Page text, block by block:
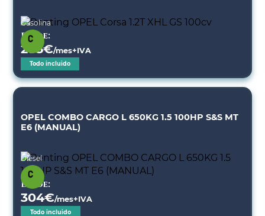
Gasolina
Desde:
285€/mes+IVA
Todo incluido
OPEL COMBO CARGO L 650KG 1.5 100HP S&S MT
E6 (MANUAL)
Diésel
Desde:
304€/mes+IVA
Todo incluido